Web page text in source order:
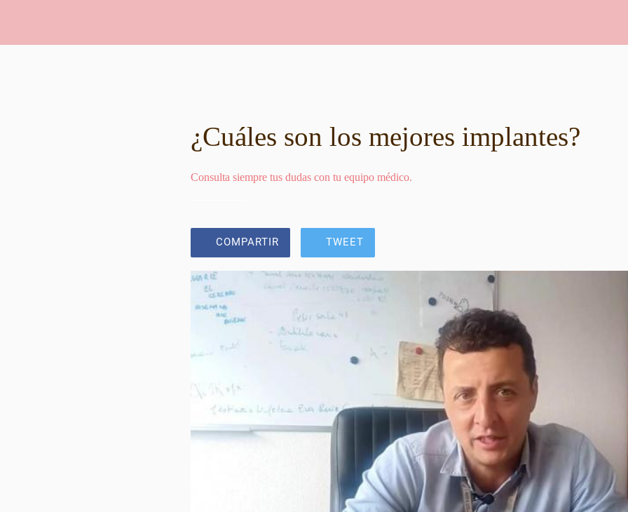
¿Cuáles son los mejores implantes?
Consulta siempre tus dudas con tu equipo médico.
COMPARTIR TWEET